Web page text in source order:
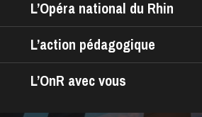
L’Opéra national du Rhin
Le CCN • Ballet de l’Opéra national
L’action pédagogique
L’OnR avec vous